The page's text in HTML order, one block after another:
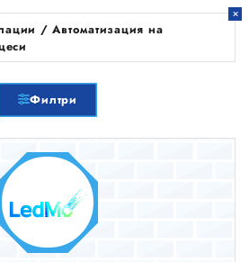
/ Автоматизация на
Филтри